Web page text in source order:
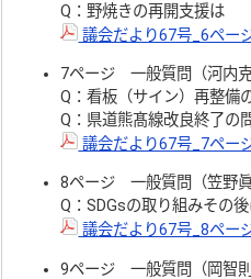
Q：野焼きの再開支援は
議会だより67号_6ペー
7ページ 一般質問（河内克
Q：看板（サイン）再整備
Q：県道熊髙線改良終了の
議会だより67号_7ペー
8ページ 一般質問（笠野眞
Q：SDGsの取り組みその
議会だより67号_8ペー
9ページ 一般質問（岡智則